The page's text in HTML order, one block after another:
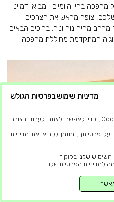
בחיי היומיום מבוא: דמיינו
צופה מראש את הצרכים
מחיה נוח ונוח. ברוכים הבאים
המתקדמת מחוללת מהפכה
שלך
ושיטות עבודה מומלצות לאריכות
גם בריכת זכוכית או בריכת מיכל
מדיניות שימוש בפרטיות הגולש
באתר זה אנו משתמשים בקבצי Cookies, כדי לאפשר לאתר לעבוד בצורה
פרטיותך, מוזמן לקרוא את מדיניות
שלנו בקוקיז.
למדיניות הפרטיות שלנו.